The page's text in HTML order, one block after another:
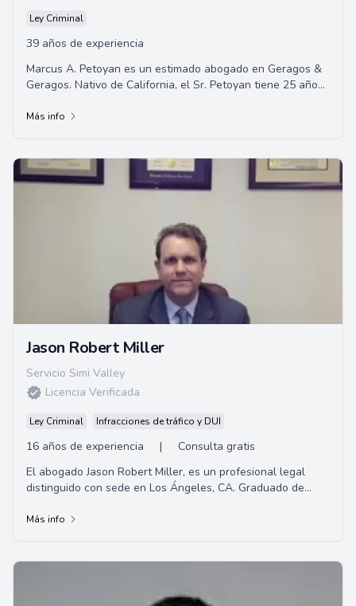
Ley Criminal
39 años de experiencia
Marcus A. Petoyan es un estimado abogado en Geragos &
Geragos. Nativo de California, el Sr. Petoyan tiene 25 años
Más info
Jason Robert Miller
Servicio Simi Valley
Licencia Verificada
Ley Criminal Infracciones de tráfico y DUI
16 años de experiencia |
Consulta gratis
El abogado Jason Robert Miller, es un profesional legal
distinguido con sede en Los Ángeles, CA. Graduado de
a los clientes contra violaciones de tráfico.
Más info